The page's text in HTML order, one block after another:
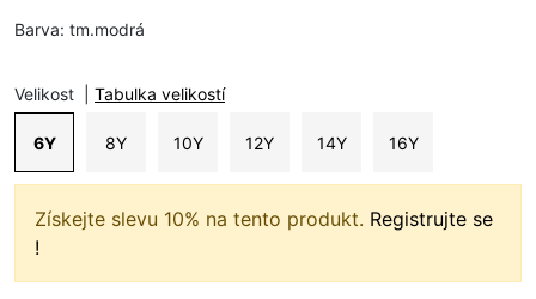
Barva: tm.modrá
Velikost Tabulka velikostí
6Y 8Y 10Y 12Y 14Y 16Y
Získejte slevu 10% na tento produkt. Registrujte se
!